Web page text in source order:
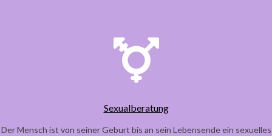
Sexualberatung
Der Mensch ist von seiner Geburt bis an sein Lebensende ein sexuelles